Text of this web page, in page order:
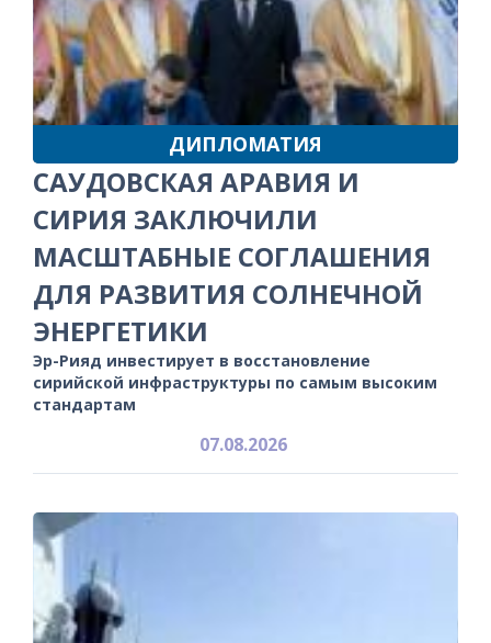
ДИПЛОМАТИЯ
САУДОВСКАЯ АРАВИЯ И
СИРИЯ ЗАКЛЮЧИЛИ
МАСШТАБНЫЕ СОГЛАШЕНИЯ
ДЛЯ РАЗВИТИЯ СОЛНЕЧНОЙ
ЭНЕРГЕТИКИ
Эр-Рияд инвестирует в восстановление
сирийской инфраструктуры по самым высоким
стандартам
07.08.2026